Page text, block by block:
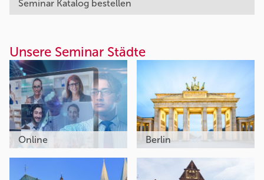
Seminar Katalog bestellen
Unsere Seminar Städte
Online Berlin